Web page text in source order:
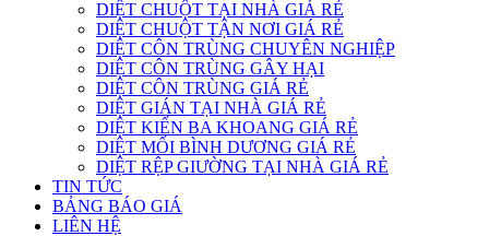
DIỆT CHUỘT TẠI NHÀ GIÁ RẺ
DIỆT CHUỘT TẬN NƠI GIÁ RẺ
DIỆT CÔN TRÙNG CHUYÊN NGHIỆP
DIỆT CÔN TRÙNG GÂY HẠI
DIỆT CÔN TRÙNG GIÁ RẺ
DIỆT GIÁN TẠI NHÀ GIÁ RẺ
DIỆT KIẾN BA KHOANG GIÁ RẺ
DIỆT MỐI BÌNH DƯƠNG GIÁ RẺ
DIỆT RỆP GIƯỜNG TẠI NHÀ GIÁ RẺ
TIN TỨC
BẢNG BÁO GIÁ
LIÊN HỆ